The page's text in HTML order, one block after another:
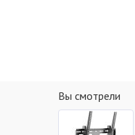
Вы смотрели